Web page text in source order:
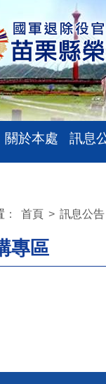
關於本處 訊息
： 首頁 > 訊息公告
專區